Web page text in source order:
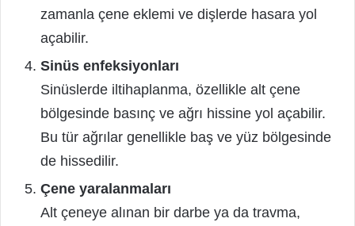
zamanla çene eklemi ve dişlerde hasara yol
açabilir.
Sinüs enfeksiyonları
Sinüslerde iltihaplanma, özellikle alt çene
bölgesinde basınç ve ağrı hissine yol açabilir.
Bu tür ağrılar genellikle baş ve yüz bölgesinde
de hissedilir.
Çene yaralanmaları
Alt çeneye alınan bir darbe ya da travma,